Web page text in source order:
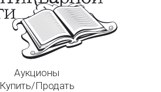
Аукционы
Купить/Продать